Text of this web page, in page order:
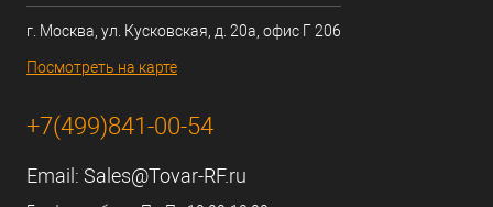
г. Москва, ул. Кусковская, д. 20а, офис Г 206
Посмотреть на карте
+7(499)841-00-54
Email: Sales@Tovar-RF.ru